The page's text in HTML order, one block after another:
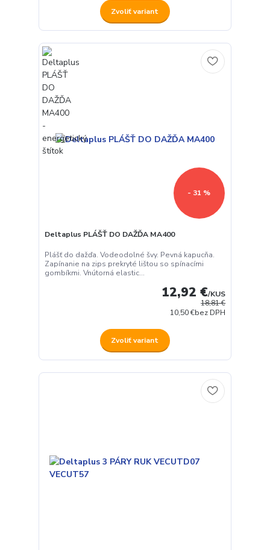
Zvoliť variant
- 31 %
Deltaplus PLÁŠŤ DO DAŽĎA MA400
Plášť do dažďa. Vodeodolné švy. Pevná kapucňa.
Zapínanie na zips prekryté lištou so spínacími
gombíkmi. Vnútorná elastic...
18,81 €
12,92 €/KUS
10,50 €bez DPH
Zvoliť variant